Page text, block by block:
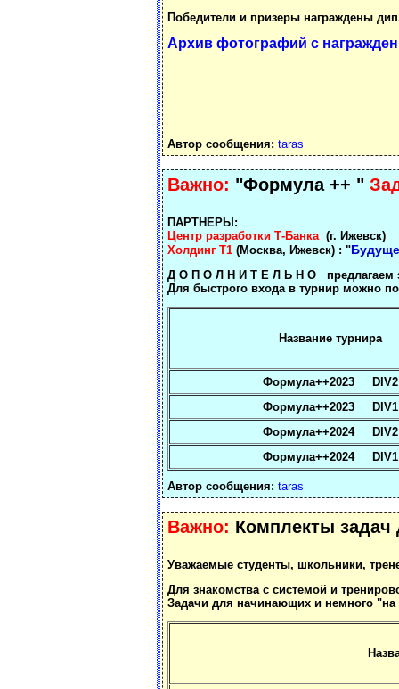
Победители и призеры награждены
Архив фотографий с
Автор сообщения: taras
Важно: "Формула ++ "
ПАРТНЕРЫ:
Центр разработки Т-Банка (г. Ижевск)
Холдинг Т1 (Москва, Ижевск) : "
Д О П О Л Н И Т Е Л Ь Н О предлагаем
Для быстрого входа в турнир можно
Название турнира
Формула++2023 DIV2
Формула++2023 DIV1
Формула++2024 DIV2
Формула++2024 DIV1
Автор сообщения: taras
Важно: Комплекты задач
Уважаемые студенты, школьники,
Для знакомства с системой и
Задачи для начинающих и немного "на